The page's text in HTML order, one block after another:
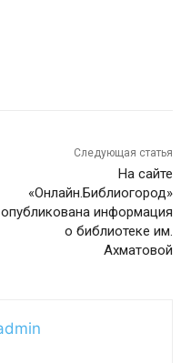
Следующая статья
На сайте
«Онлайн.Библиогород»
опубликована информация
о библиотеке им.
Ахматовой